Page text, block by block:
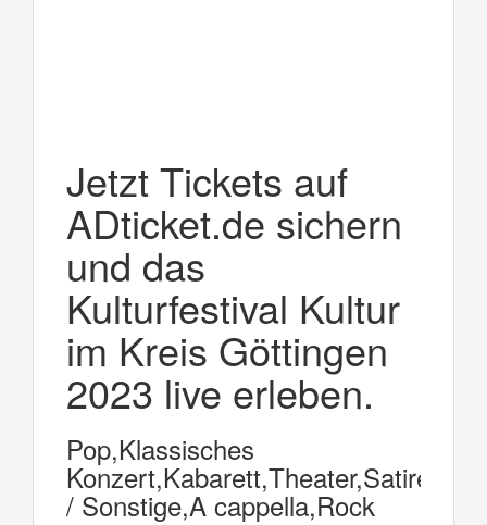
Jetzt Tickets auf
ADticket.de sichern
und das
Kulturfestival Kultur
im Kreis Göttingen
2023 live erleben.
Pop,Klassisches
/ Sonstige,A cappella,Rock